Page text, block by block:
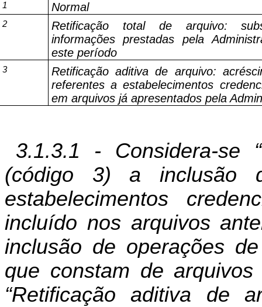
1 Normal
2
Retificação total de arquivo:
informações prestadas pela
este período
3
Retificação aditiva de arquivo:
referentes a estabelecimentos
em arquivos já apresentados pela
3.1.3.1 - Considera-se
(código 3) a inclusão
estabelecimentos
incluído nos arquivos
inclusão de operações
que constam de
“Retificação aditiva de